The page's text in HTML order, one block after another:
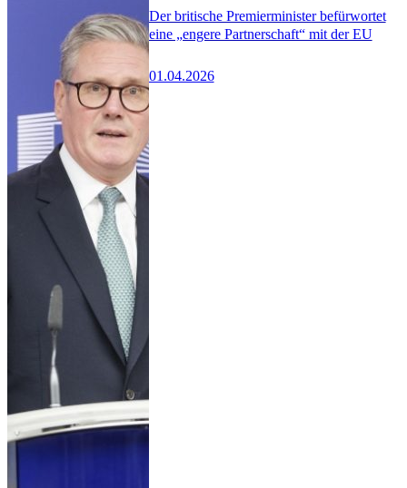
Der britische Premierminister befürwortet
eine „engere Partnerschaft“ mit der EU
01.04.2026